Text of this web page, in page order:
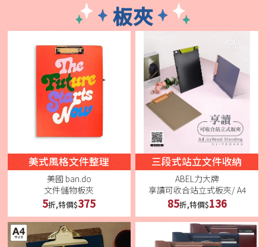
板夾
美式風格文件整理
美國 ban.do
文件儲物板夾
5折,特價$375
三段式站立文件收納
ABEL力大牌
享讀可收合站立式板夾/ A4
85折,特價$136